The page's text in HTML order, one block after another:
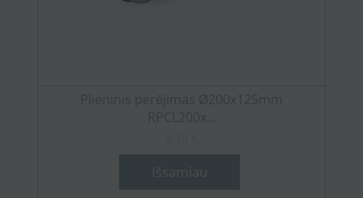
Plieninis perėjimas Ø200x125mm
RPCL200x...
Išsamiau